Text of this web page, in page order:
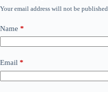
Your email address will not be published.
Name *
Email *